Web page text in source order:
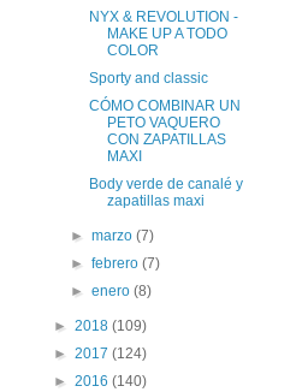
NYX & REVOLUTION -
MAKE UP A TODO
COLOR
Sporty and classic
CÓMO COMBINAR UN
PETO VAQUERO
CON ZAPATILLAS
MAXI
Body verde de canalé y
zapatillas maxi
►marzo(7)
►febrero(7)
►enero(8)
► 2018 (109)
► 2017 (124)
► 2016 (140)